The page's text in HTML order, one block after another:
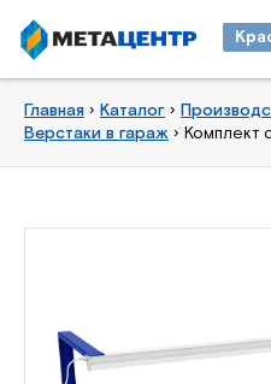
Главная › Каталог ›
Верстаки в гараж › Комплект